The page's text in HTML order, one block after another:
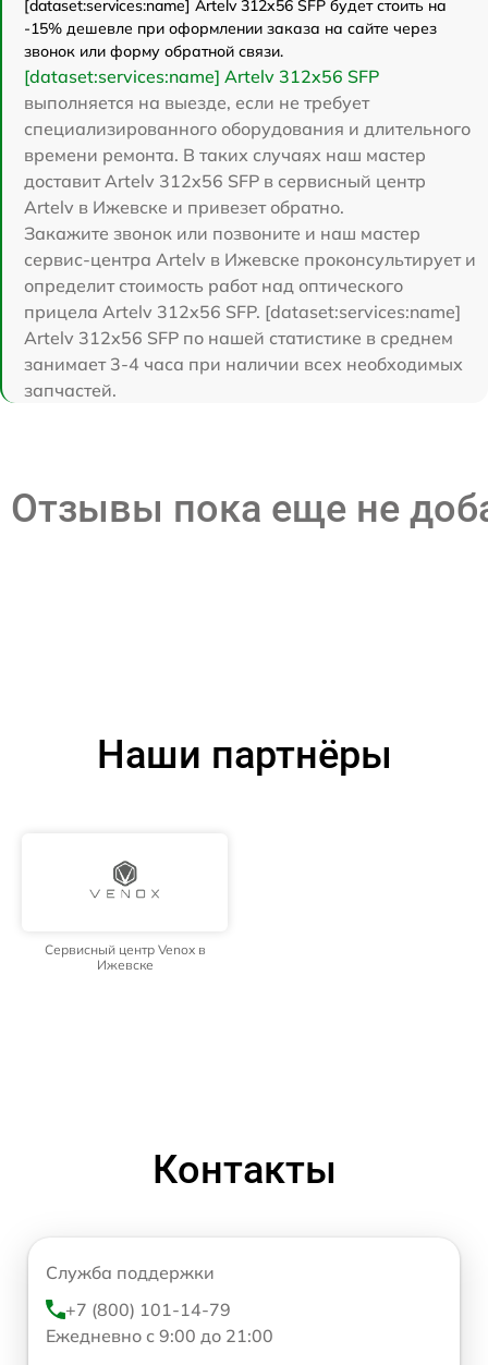
[dataset:services:name] Artelv 312x56 SFP будет стоить на
-15% дешевле при оформлении заказа на сайте через
звонок или форму обратной связи.
[dataset:services:name] Artelv 312x56 SFP
выполняется на выезде, если не требует
специализированного оборудования и длительного
времени ремонта. В таких случаях наш мастер
доставит Artelv 312x56 SFP в сервисный центр
Artelv в Ижевске и привезет обратно.
Закажите звонок или позвоните и наш мастер
сервис-центра Artelv в Ижевске проконсультирует и
определит стоимость работ над оптического
прицела Artelv 312x56 SFP. [dataset:services:name]
Artelv 312x56 SFP по нашей статистике в среднем
занимает 3-4 часа при наличии всех необходимых
запчастей.
Отзывы пока еще не
Наши партнёры
Сервисный центр Venox в
Ижевске
Контакты
Служба поддержки
+7 (800) 101-14-79
Ежедневно с 9:00 до 21:00